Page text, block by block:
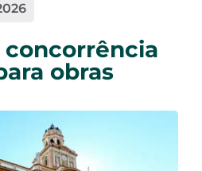
concorrência
obras